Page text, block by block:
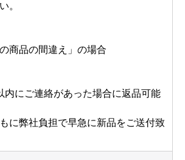
。
商品の間違え」の場合
内にご連絡があった場合に返品可能
に弊社負担で早急に新品をご送付致